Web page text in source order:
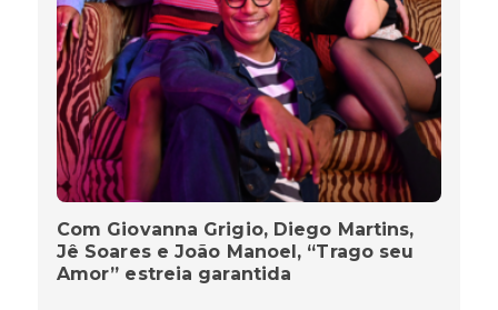
Com Giovanna Grigio, Diego Martins,
Jê Soares e João Manoel, “Trago seu
Amor” estreia garantida